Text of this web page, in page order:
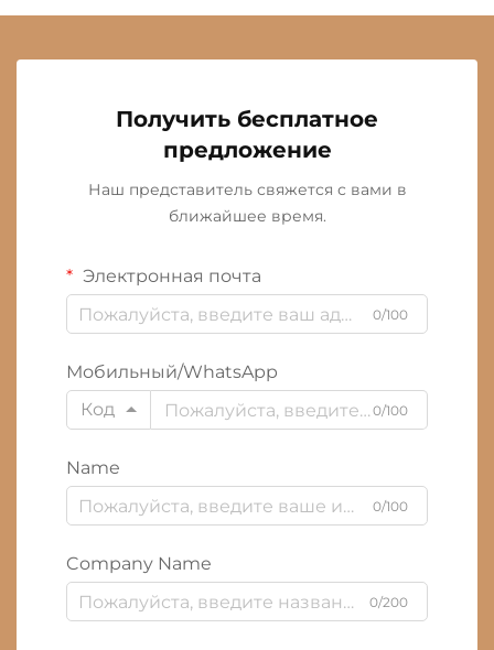
Получить бесплатное
предложение
Наш представитель свяжется с вами в
ближайшее время.
Электронная почта
0/100
Мобильный/WhatsApp
Код
0/100
Name
0/100
Company Name
0/200